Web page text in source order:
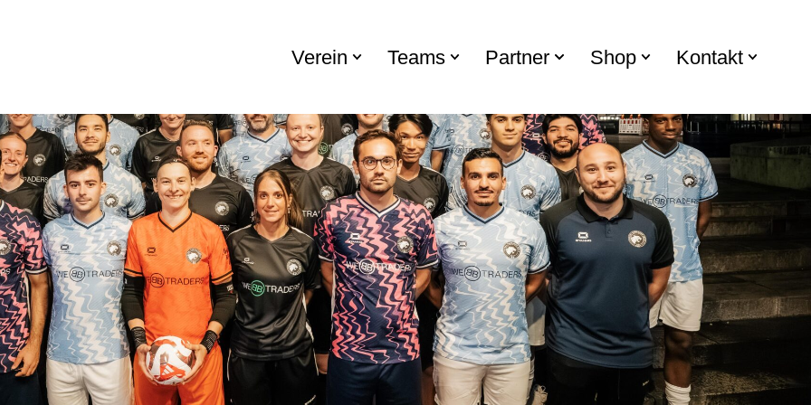
Verein Teams Partner Shop Kontakt